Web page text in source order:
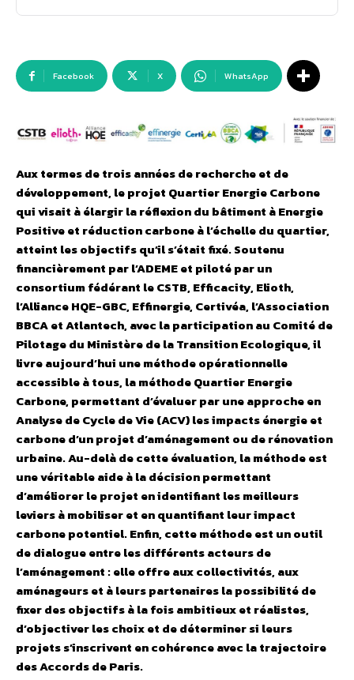
Facebook X WhatsApp
Aux termes de trois années de recherche et de
développement, le projet Quartier Energie Carbone
qui visait à élargir la réflexion du bâtiment à Energie
Positive et réduction carbone à l’échelle du quartier,
atteint les objectifs qu’il s’était fixé. Soutenu
financièrement par l’ADEME et piloté par un
consortium fédérant le CSTB, Efficacity, Elioth,
l’Alliance HQE-GBC, Effinergie, Certivéa, l’Association
BBCA et Atlantech, avec la participation au Comité de
Pilotage du Ministère de la Transition Ecologique, il
livre aujourd’hui une méthode opérationnelle
accessible à tous, la méthode Quartier Energie
Carbone, permettant d’évaluer par une approche en
Analyse de Cycle de Vie (ACV) les impacts énergie et
carbone d’un projet d’aménagement ou de rénovation
urbaine. Au-delà de cette évaluation, la méthode est
une véritable aide à la décision permettant
d’améliorer le projet en identifiant les meilleurs
leviers à mobiliser et en quantifiant leur impact
carbone potentiel. Enfin, cette méthode est un outil
de dialogue entre les différents acteurs de
l’aménagement : elle offre aux collectivités, aux
aménageurs et à leurs partenaires la possibilité de
fixer des objectifs à la fois ambitieux et réalistes,
d’objectiver les choix et de déterminer si leurs
projets s’inscrivent en cohérence avec la trajectoire
des Accords de Paris.